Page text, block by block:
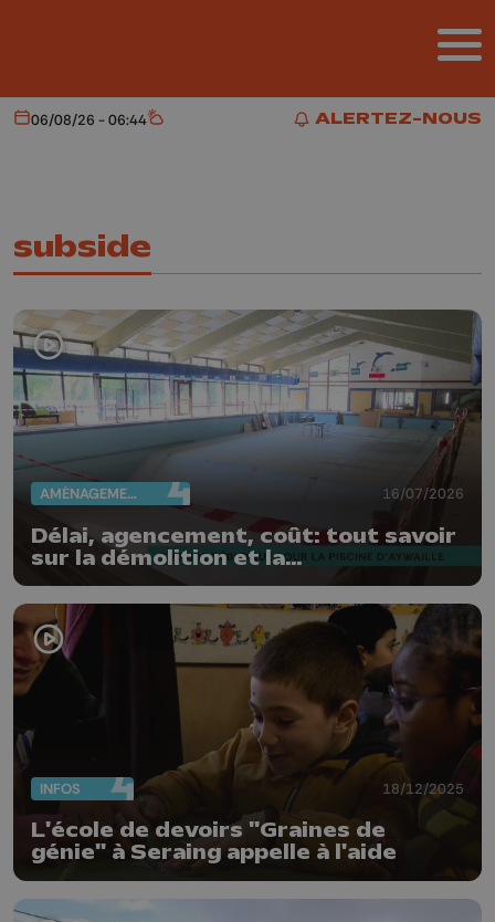
ALERTEZ-NOUS
ALERTEZ-NOUS
Aujourd'hui
06/08/26 - 06:44 Météo
subside
AMÉNAGEMENT DU TERRITOIRE 16/07/2026
Délai, agencement, coût: tout savoir
sur la démolition et la
reconstruction de la piscine
d'Aywaille
INFOS 18/12/2025
L'école de devoirs "Graines de
génie" à Seraing appelle à l'aide